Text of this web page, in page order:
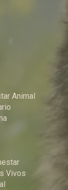
Animal
Vivos